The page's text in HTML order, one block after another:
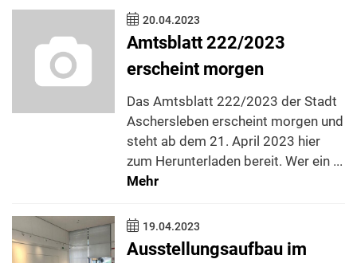
20.04.2023
Amtsblatt 222/2023
erscheint morgen
Das Amtsblatt 222/2023 der Stadt
Aschersleben erscheint morgen und
steht ab dem 21. April 2023 hier
zum Herunterladen bereit. Wer ein ...
Mehr
19.04.2023
Ausstellungsaufbau im